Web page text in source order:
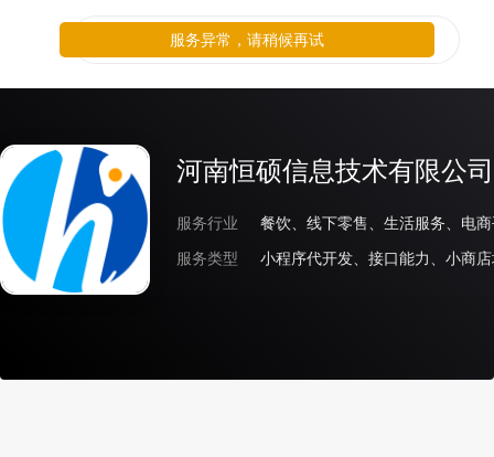
河南恒硕信息技术有限公司
服务行业
餐饮、线下零售、生活服务、电
服务类型
小程序代开发、接口能力、小商
服务异常，请稍候再试